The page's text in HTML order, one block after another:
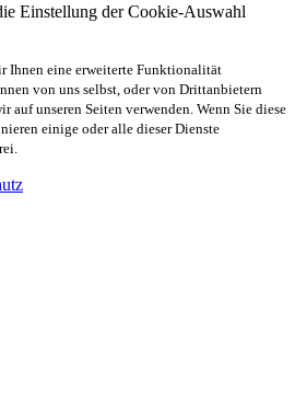
Einstellung der Cookie-Auswahl
Ihnen eine erweiterte Funktionalität
von uns selbst, oder von Drittanbietern
auf unseren Seiten verwenden. Wenn Sie diese
einige oder alle dieser Dienste